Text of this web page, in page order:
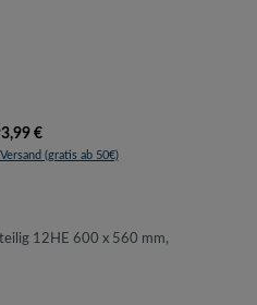
Preis:
€
(gratis ab 50€)